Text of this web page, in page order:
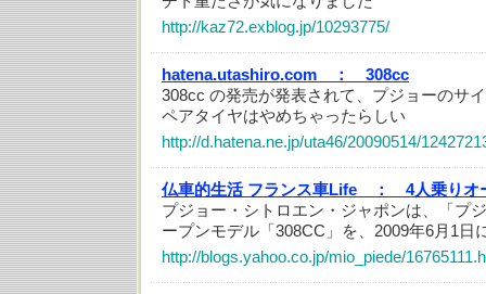
http://kaz72.exblog.jp/10293775/
hatena.utashiro.com ：
308cc
308cc の発売が発表されて、プジョーのサ
ペアタイヤはやめちゃったらしい
http://d.hatena.ne.jp/uta46/20090514/
仏車的生活 フランス車Life ：
4人乗りオ
プジョー・シトロエン・ジャポンは、「プ
ープンモデル「308CC」を、2009年6月1日
http://blogs.yahoo.co.jp/mio_piede/